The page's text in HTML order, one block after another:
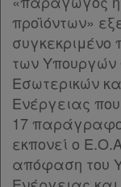
προϊόντων»
συγκεκριμένο
των Υπουργών
Εσωτερικών
Ενέργειας
17
εκπονεί ο
απόφαση του